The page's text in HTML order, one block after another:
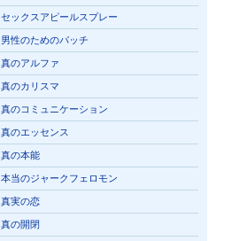
セックスアピールスプレー
男性のためのパッチ
真のアルファ
真のカリスマ
真のコミュニケーション
真のエッセンス
真の本能
本当のジャークフェロモン
真実の恋
真の開閉